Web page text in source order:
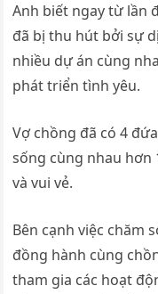
Anh biết ngay từ lần
đã bị thu hút bởi sự
nhiều dự án cùng
phát triển tình yêu.
Vợ chồng đã có 4
sống cùng nhau hơn
và vui vẻ.
Bên cạnh việc chăm
đồng hành cùng
tham gia các hoạt